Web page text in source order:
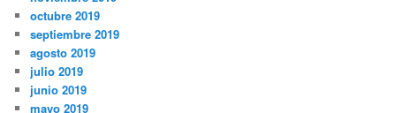
octubre 2019
septiembre 2019
agosto 2019
julio 2019
junio 2019
mayo 2019